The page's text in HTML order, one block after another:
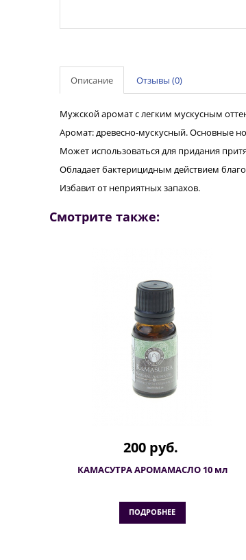
Описание Отзывы (0)
Мужской аромат с легким мускусным
Аромат: древесно-мускусный. Основные
Может использоваться для придания
Обладает бактерицидным действием
Избавит от неприятных запахов.
Смотрите также:
200 руб.
КАМАСУТРА АРОМАМАСЛО 10 мл
ПОДРОБНЕЕ